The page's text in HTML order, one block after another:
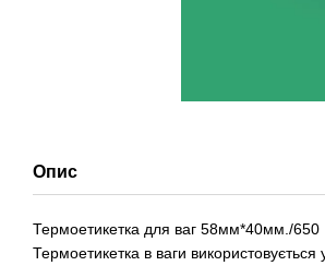
Опис
Термоетикетка для ваг 58мм*40мм./650
Термоетикетка в ваги